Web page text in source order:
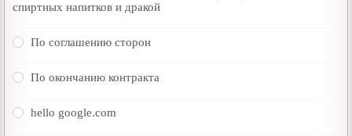
спиртных напитков и дракой
По соглашению сторон
По окончанию контракта
hello google.com